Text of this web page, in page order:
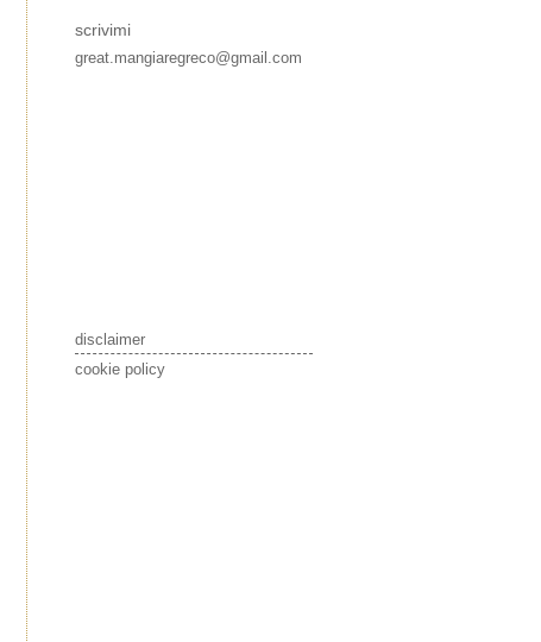
scrivimi
great.mangiaregreco@gmail.com
disclaimer
cookie policy